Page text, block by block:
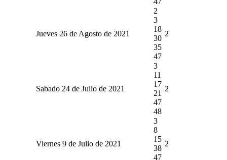
Jueves 26 de Agosto de 2021
2
3
18
30
35
47
2
Sabado 24 de Julio de 2021
3
11
17
21
47
48
2
Viernes 9 de Julio de 2021
3
8
15
38
47
2